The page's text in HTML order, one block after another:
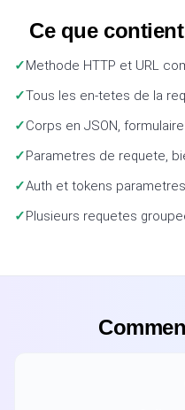
Ce que
Methode HTTP et URL
Tous les en-tetes de la
Corps en JSON,
Parametres de requete,
Auth et tokens parametres
Plusieurs requetes